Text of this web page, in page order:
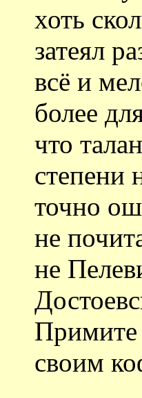
хоть
затеял
всё и
более
что
степени
точно
не
не
Примите
своим